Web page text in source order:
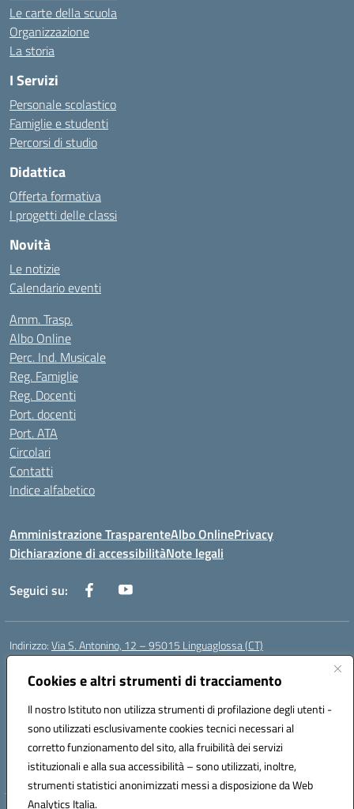
Cookies e altri strumenti di tracciamento
Il nostro Istituto non utilizza strumenti di profilazione degli utenti -
sono utilizzati esclusivamente cookies tecnici necessari al
corretto funzionamento del sito, alla fruibilità dei servizi
istituzionali e alla sua accessibilità – sono utilizzati, inoltre,
strumenti statistici anonimizzati messi a disposizione da Web
Analytics Italia.
Le carte della scuola
Organizzazione
La storia
I Servizi
Personale scolastico
Famiglie e studenti
Percorsi di studio
Didattica
Offerta formativa
I progetti delle classi
Novità
Le notizie
Calendario eventi
Amm. Trasp.
Albo Online
Perc. Ind. Musicale
Reg. Famiglie
Reg. Docenti
Port. docenti
Port. ATA
Circolari
Contatti
Indice alfabetico
Amministrazione TrasparenteAlbo OnlinePrivacy
Dichiarazione di accessibilitàNote legali
Seguici su:
Indirizzo:Via S. Antonino, 12 – 95015 Linguaglossa (CT)
Centralino:
Posta elettronica certificata (PEC):ctic83200r@pec.istruzione.it
Codice fiscale: 83002470876
Codice meccanografico:CTIC83200R
Codice Indice delle Pubbliche Amministrazioni (IPA): istsc_CTIC83200R
Codice unico di fatturazione (CUF): UF7TEB